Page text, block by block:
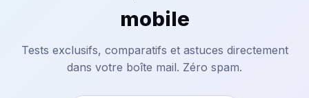
mobile
Tests exclusifs, comparatifs et astuces directement
dans votre boîte mail. Zéro spam.